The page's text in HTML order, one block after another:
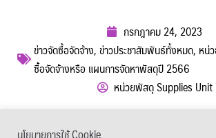
กรกฎาคม 24, 2023
ข่าวจัดซื้อจัดจ้าง,ข่าวประชาสัมพันธ์ทั้งหมด, หน่
ซื้อจัดจ้างหรือ แผนการจัดหาพัสดุปี 2566
หน่วยพัสดุ Supplies Unit
นโยบายการใช้ Cookie